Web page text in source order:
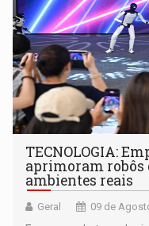
TECNOLOGIA:
aprimoram robôs
ambientes reais
Geral 09 de